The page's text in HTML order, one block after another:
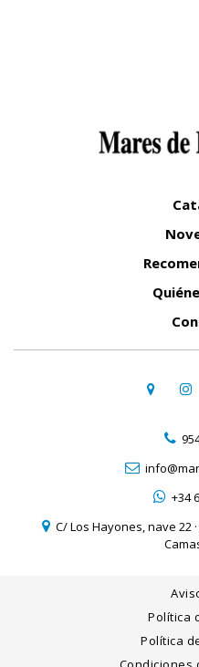
+34
C/ Los Hayones, nave 22
Política
Política